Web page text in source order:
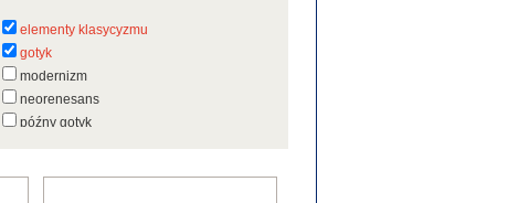
elementy klasycyzmu
gotyk
modernizm
neorenesans
późny gotyk